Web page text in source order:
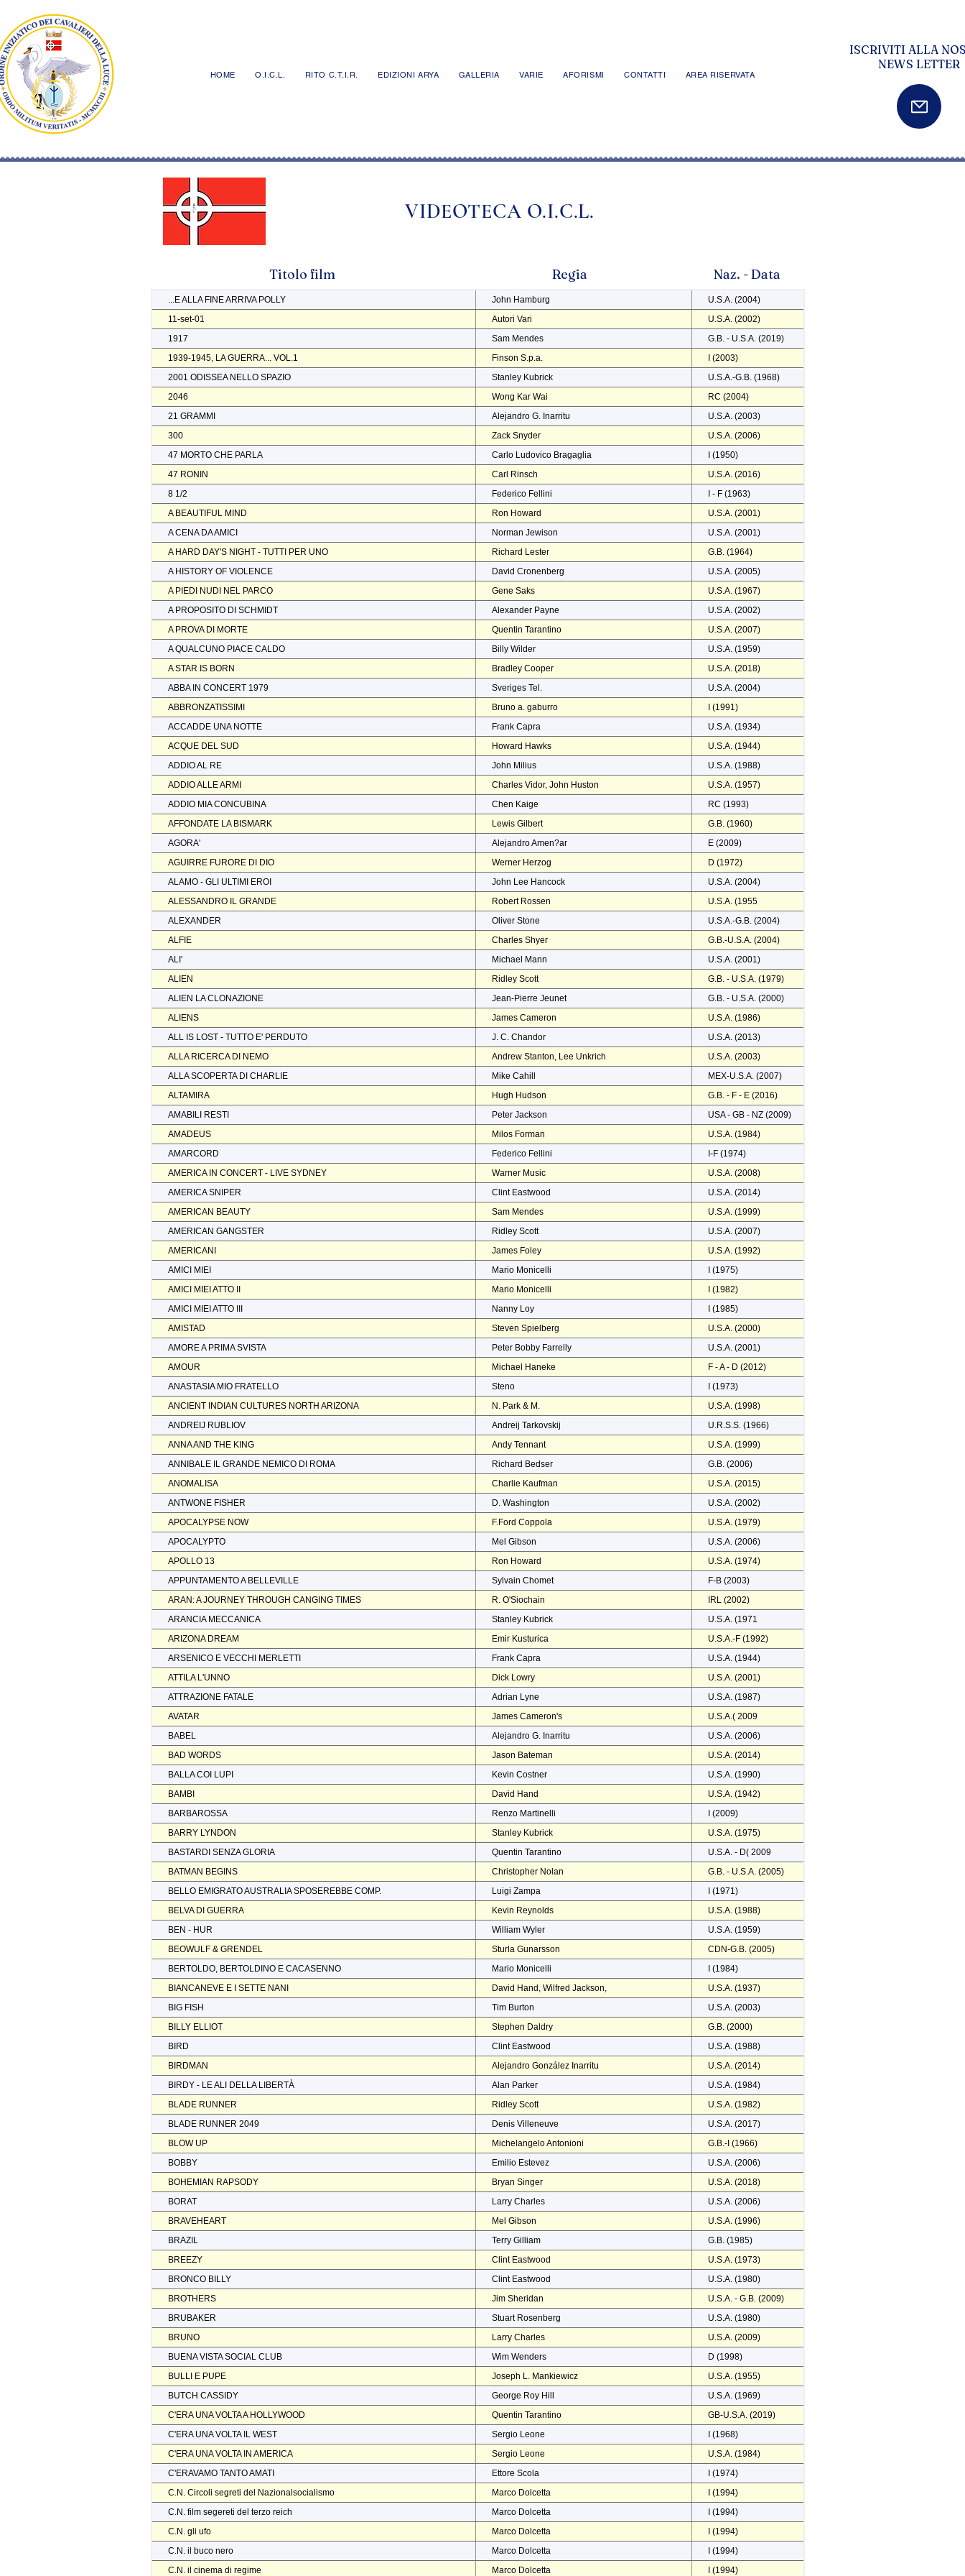
HOME O.I.C.L. RITO C.T.I.R. EDIZIONI ARYA GALLERIA VARIE AFORISMI CONTATTI AREA RISERVATA
ISCRIVITI ALLA
NEWS LETTER
VIDEOTECA O.I.C.L.
Titolo film Regia Naz. - Data
...E ALLA FINE ARRIVA POLLY John Hamburg
U.S.A. (2004)
11-set-01
Autori Vari
U.S.A. (2002)
1917
Sam Mendes
G.B. - U.S.A. (2019)
1939-1945, LA GUERRA... VOL.1
Finson S.p.a.
I (2003)
2001 ODISSEA NELLO SPAZIO
Stanley Kubrick
U.S.A.-G.B. (1968)
2046
Wong Kar Wai
RC (2004)
21 GRAMMI
Alejandro G. Inarritu
U.S.A. (2003)
300
Zack Snyder
U.S.A. (2006)
47 MORTO CHE PARLA
Carlo Ludovico Bragaglia
I (1950)
47 RONIN
Carl Rinsch
U.S.A. (2016)
8 1/2
Federico Fellini
I - F (1963)
A BEAUTIFUL MIND
Ron Howard
U.S.A. (2001)
A CENA DA AMICI
Norman Jewison
U.S.A. (2001)
A HARD DAY'S NIGHT - TUTTI PER UNO
Richard Lester
G.B. (1964)
A HISTORY OF VIOLENCE
David Cronenberg
U.S.A. (2005)
A PIEDI NUDI NEL PARCO
Gene Saks
U.S.A. (1967)
A PROPOSITO DI SCHMIDT
Alexander Payne
U.S.A. (2002)
A PROVA DI MORTE
Quentin Tarantino
U.S.A. (2007)
A QUALCUNO PIACE CALDO
Billy Wilder
U.S.A. (1959)
A STAR IS BORN
Bradley Cooper
U.S.A. (2018)
ABBA IN CONCERT 1979
Sveriges Tel.
U.S.A. (2004)
ABBRONZATISSIMI
Bruno a. gaburro
I (1991)
ACCADDE UNA NOTTE
Frank Capra
U.S.A. (1934)
ACQUE DEL SUD
Howard Hawks
U.S.A. (1944)
ADDIO AL RE
John Milius
U.S.A. (1988)
ADDIO ALLE ARMI
Charles Vidor, John Huston
U.S.A. (1957)
ADDIO MIA CONCUBINA
Chen Kaige
RC (1993)
AFFONDATE LA BISMARK
Lewis Gilbert
G.B. (1960)
AGORA'
Alejandro Amen?ar
E (2009)
AGUIRRE FURORE DI DIO
Werner Herzog
D (1972)
ALAMO - GLI ULTIMI EROI
John Lee Hancock
U.S.A. (2004)
ALESSANDRO IL GRANDE
Robert Rossen
U.S.A. (1955
ALEXANDER
Oliver Stone
U.S.A.-G.B. (2004)
ALFIE
Charles Shyer
G.B.-U.S.A. (2004)
ALI'
Michael Mann
U.S.A. (2001)
ALIEN
Ridley Scott
G.B. - U.S.A. (1979)
ALIEN LA CLONAZIONE
Jean-Pierre Jeunet
G.B. - U.S.A. (2000)
ALIENS
James Cameron
U.S.A. (1986)
ALL IS LOST - TUTTO E' PERDUTO
J. C. Chandor
U.S.A. (2013)
ALLA RICERCA DI NEMO
Andrew Stanton, Lee Unkrich
U.S.A. (2003)
ALLA SCOPERTA DI CHARLIE
Mike Cahill
MEX-U.S.A. (2007)
ALTAMIRA
Hugh Hudson
G.B. - F - E (2016)
AMABILI RESTI
Peter Jackson
USA - GB - NZ (2009)
AMADEUS
Milos Forman
U.S.A. (1984)
AMARCORD
Federico Fellini
I-F (1974)
AMERICA IN CONCERT - LIVE SYDNEY
Warner Music
U.S.A. (2008)
AMERICA SNIPER
Clint Eastwood
U.S.A. (2014)
AMERICAN BEAUTY
Sam Mendes
U.S.A. (1999)
AMERICAN GANGSTER
Ridley Scott
U.S.A. (2007)
AMERICANI
James Foley
U.S.A. (1992)
AMICI MIEI
Mario Monicelli
I (1975)
AMICI MIEI ATTO II
Mario Monicelli
I (1982)
AMICI MIEI ATTO III
Nanny Loy
I (1985)
AMISTAD
Steven Spielberg
U.S.A. (2000)
AMORE A PRIMA SVISTA
Peter Bobby Farrelly
U.S.A. (2001)
AMOUR
Michael Haneke
F - A - D (2012)
ANASTASIA MIO FRATELLO
Steno
I (1973)
ANCIENT INDIAN CULTURES NORTH ARIZONA
N. Park & M.
U.S.A. (1998)
ANDREIJ RUBLIOV
Andreij Tarkovskij
U.R.S.S. (1966)
ANNA AND THE KING
Andy Tennant
U.S.A. (1999)
ANNIBALE IL GRANDE NEMICO DI ROMA
Richard Bedser
G.B. (2006)
ANOMALISA
Charlie Kaufman
U.S.A. (2015)
ANTWONE FISHER
D. Washington
U.S.A. (2002)
APOCALYPSE NOW
F.Ford Coppola
U.S.A. (1979)
APOCALYPTO
Mel Gibson
U.S.A. (2006)
APOLLO 13
Ron Howard
U.S.A. (1974)
APPUNTAMENTO A BELLEVILLE
Sylvain Chomet
F-B (2003)
ARAN: A JOURNEY THROUGH CANGING TIMES
R. O'Siochain
IRL (2002)
ARANCIA MECCANICA
Stanley Kubrick
U.S.A. (1971
ARIZONA DREAM
Emir Kusturica
U.S.A.-F (1992)
ARSENICO E VECCHI MERLETTI
Frank Capra
U.S.A. (1944)
ATTILA L'UNNO
Dick Lowry
U.S.A. (2001)
ATTRAZIONE FATALE
Adrian Lyne
U.S.A. (1987)
AVATAR
James Cameron's
U.S.A.( 2009
BABEL
Alejandro G. Inarritu
U.S.A. (2006)
BAD WORDS
Jason Bateman
U.S.A. (2014)
BALLA COI LUPI
Kevin Costner
U.S.A. (1990)
BAMBI
David Hand
U.S.A. (1942)
BARBAROSSA
Renzo Martinelli
I (2009)
BARRY LYNDON
Stanley Kubrick
U.S.A. (1975)
BASTARDI SENZA GLORIA
Quentin Tarantino
U.S.A. - D( 2009
BATMAN BEGINS
Christopher Nolan
G.B. - U.S.A. (2005)
BELLO EMIGRATO AUSTRALIA SPOSEREBBE COMP.
Luigi Zampa
I (1971)
BELVA DI GUERRA
Kevin Reynolds
U.S.A. (1988)
BEN - HUR
William Wyler
U.S.A. (1959)
BEOWULF & GRENDEL
Sturla Gunarsson
CDN-G.B. (2005)
BERTOLDO, BERTOLDINO E CACASENNO
Mario Monicelli
I (1984)
BIANCANEVE E I SETTE NANI
David Hand, Wilfred Jackson,
U.S.A. (1937)
BIG FISH
Tim Burton
U.S.A. (2003)
BILLY ELLIOT
Stephen Daldry
G.B. (2000)
BIRD
Clint Eastwood
U.S.A. (1988)
BIRDMAN
Alejandro González Inarritu
U.S.A. (2014)
BIRDY - LE ALI DELLA LIBERTÀ
Alan Parker
U.S.A. (1984)
BLADE RUNNER
Ridley Scott
U.S.A. (1982)
BLADE RUNNER 2049
Denis Villeneuve
U.S.A. (2017)
BLOW UP
Michelangelo Antonioni
G.B.-I (1966)
BOBBY
Emilio Estevez
U.S.A. (2006)
BOHEMIAN RAPSODY
Bryan Singer
U.S.A. (2018)
BORAT
Larry Charles
U.S.A. (2006)
BRAVEHEART
Mel Gibson
U.S.A. (1996)
BRAZIL
Terry Gilliam
G.B. (1985)
BREEZY
Clint Eastwood
U.S.A. (1973)
BRONCO BILLY
Clint Eastwood
U.S.A. (1980)
BROTHERS
Jim Sheridan
U.S.A. - G.B. (2009)
BRUBAKER
Stuart Rosenberg
U.S.A. (1980)
BRUNO
Larry Charles
U.S.A. (2009)
BUENA VISTA SOCIAL CLUB
Wim Wenders
D (1998)
BULLI E PUPE
Joseph L. Mankiewicz
U.S.A. (1955)
BUTCH CASSIDY
George Roy Hill
U.S.A. (1969)
C'ERA UNA VOLTA A HOLLYWOOD
Quentin Tarantino
GB-U.S.A. (2019)
C'ERA UNA VOLTA IL WEST
Sergio Leone
I (1968)
C'ERA UNA VOLTA IN AMERICA
Sergio Leone
U.S.A. (1984)
C'ERAVAMO TANTO AMATI
Ettore Scola
I (1974)
C.N. Circoli segreti del Nazionalsocialismo
Marco Dolcetta
I (1994)
C.N. film segereti del terzo reich
Marco Dolcetta
I (1994)
C.N. gli ufo
Marco Dolcetta
I (1994)
C.N. il buco nero
Marco Dolcetta
I (1994)
C.N. il cinema di regime
Marco Dolcetta I (1994)